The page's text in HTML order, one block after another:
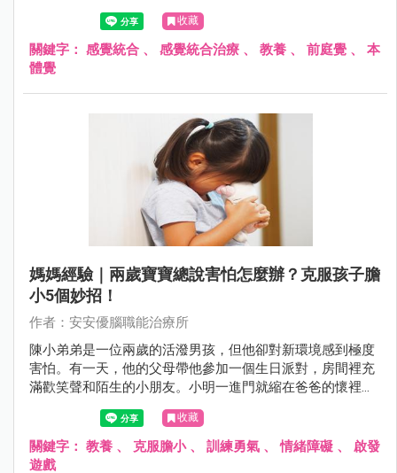
是過動兒，或以為感覺統合是在教導兒童做運動。這些觀念
都沒有完全掌握感覺統合這個概念，僅是摸著邊際的看法。
收藏
關鍵字： 感覺統合 、 感覺統合治療 、 教養 、 前庭覺 、 本
體覺
媽媽經驗｜兩歲寶寶總說害怕怎麼辦？克服孩子膽
小5個妙招！
作者：安安優腦職能治療所
陳小弟弟是一位兩歲的活潑男孩，但他卻對新環境感到極度
害怕。有一天，他的父母帶他參加一個生日派對，房間裡充
滿歡笑聲和陌生的小朋友。小明一進門就縮在爸爸的懷裡，
眼神躲閃且不敢發聲。他看著其他小朋友在玩耍，卻不敢加
入。當有人走近想跟他打招呼時，小明緊張地捏住了爸爸的
衣袖，顯露出典型的害怕表情。即便父母試圖撫慰他，小明
仍然保持著警戒，不敢踏出安全的爸爸懷抱。這種情境凸顯
收藏
關鍵字： 教養 、 克服膽小、 訓練勇氣 、情緒障礙 、 啟發
遊戲